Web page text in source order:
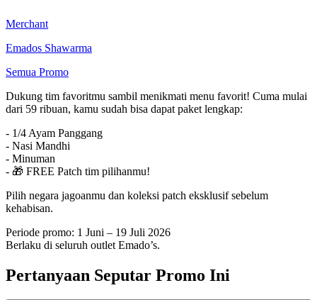
Merchant
Emados Shawarma
Semua Promo
Dukung tim favoritmu sambil menikmati menu favorit! Cuma mulai
dari 59 ribuan, kamu sudah bisa dapat paket lengkap:
- 1/4 Ayam Panggang
- Nasi Mandhi
- Minuman
- 🎁 FREE Patch tim pilihanmu!
Pilih negara jagoanmu dan koleksi patch eksklusif sebelum
kehabisan.
Periode promo: 1 Juni – 19 Juli 2026
Berlaku di seluruh outlet Emado’s.
Pertanyaan Seputar Promo Ini